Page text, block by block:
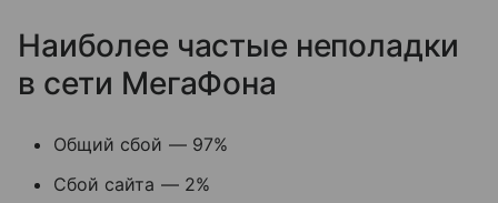
Наиболее частые неполадки
в сети МегаФона
Общий сбой — 97%
Сбой сайта — 2%